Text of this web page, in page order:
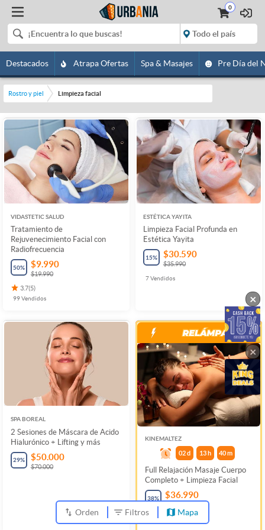
0
Destacados Atrapa Ofertas Spa & Masajes Pre Día del
Rostro y piel Limpieza facial
VIDASTETIC SALUD
Tratamiento de
Rejuvenecimiento Facial con
Radiofrecuencia
50% $9.990
$19.990
3.7(5)
99Vendidos
ESTÉTICA YAYITA
Limpieza Facial Profunda en
Estética Yayita
15% $30.590
$35.990
7Vendidos
SPA BOREAL
2 Sesiones de Máscara de Acido
Hialurónico + Lifting y más
29% $50.000
$70.000
KINEMALTEZ
02 d 13 h 40m
Full Relajación Masaje Cuerpo
Completo + Limpieza Facial
38% $36.990
Orden Filtros Mapa
×
×